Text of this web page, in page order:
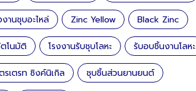
งานชุบอะไหล่ Zinc Yellow Black Zinc
โนมัติ โรงงานรับชุบโลหะ รับอบชิ้นงานโลหะ
รเตรท ซิงค์นิเกิล ชุบชิ้นส่วนยานยนต์